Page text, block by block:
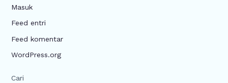
Masuk
Feed entri
Feed komentar
WordPress.org
Cari